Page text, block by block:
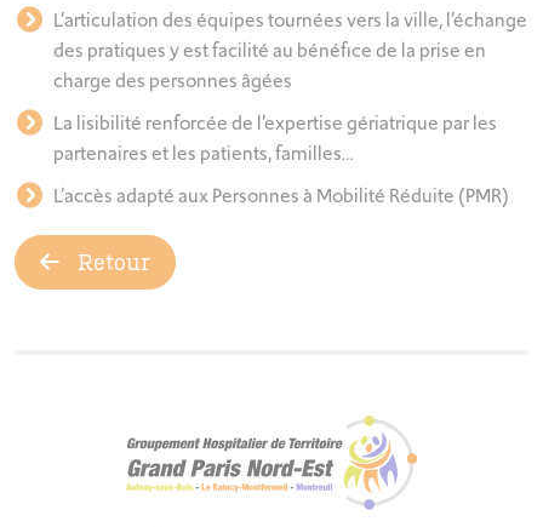
L’articulation des équipes tournées vers la ville, l’échange
des pratiques y est facilité au bénéfice de la prise en
charge des personnes âgées
La lisibilité renforcée de l’expertise gériatrique par les
partenaires et les patients, familles…
L’accès adapté aux Personnes à Mobilité Réduite (PMR)
Retour